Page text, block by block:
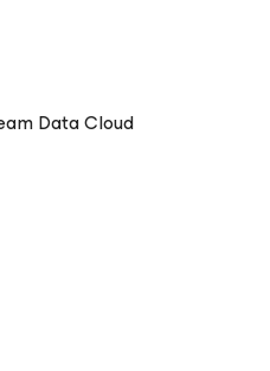
Data Cloud